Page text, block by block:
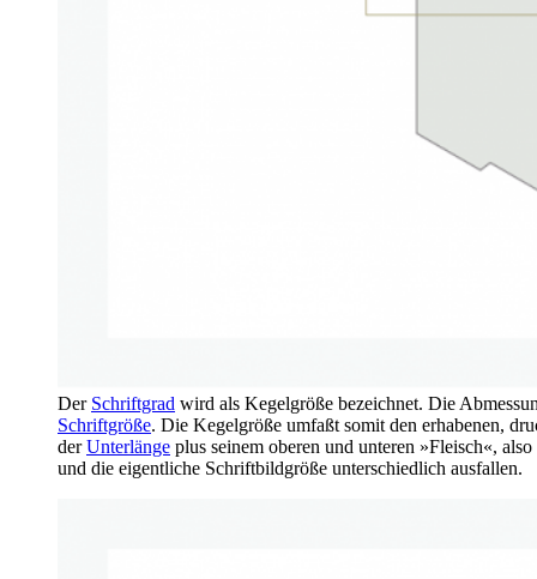
Der Schriftgrad wird als Kegelgröße bezeichnet. Die
Schriftgröße. Die Kegelgröße umfaßt somit den erhabenen,
derUnterlänge plus seinem oberen und unteren »Fleisch«,
und die eigentliche Schriftbildgröße unterschiedlich ausfallen.